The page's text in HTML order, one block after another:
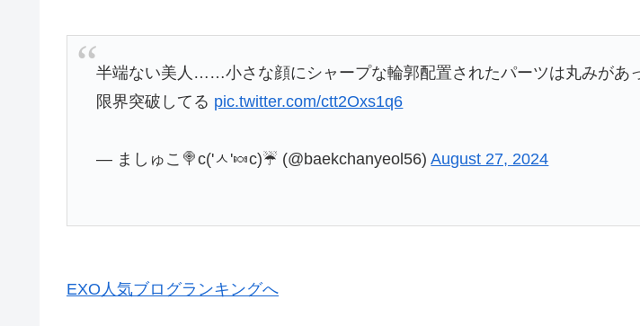
半端ない美人……小さな顔にシャープな輪郭配置されたパーツは丸みがあ
限界突破してる pic.twitter.com/ctt2Oxs1q6
— ましゅこ🍭c('ㅅ'🍬c)☔ (@baekchanyeol56)August 27, 2024
EXO人気ブログランキングへ